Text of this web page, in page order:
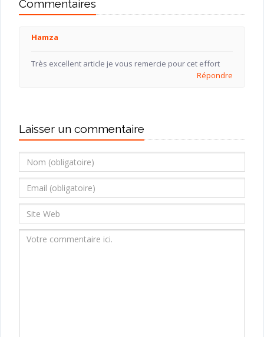
Commentaires
Hamza
Très excellent article je vous remercie pour cet effort
Répondre
Laisser un commentaire